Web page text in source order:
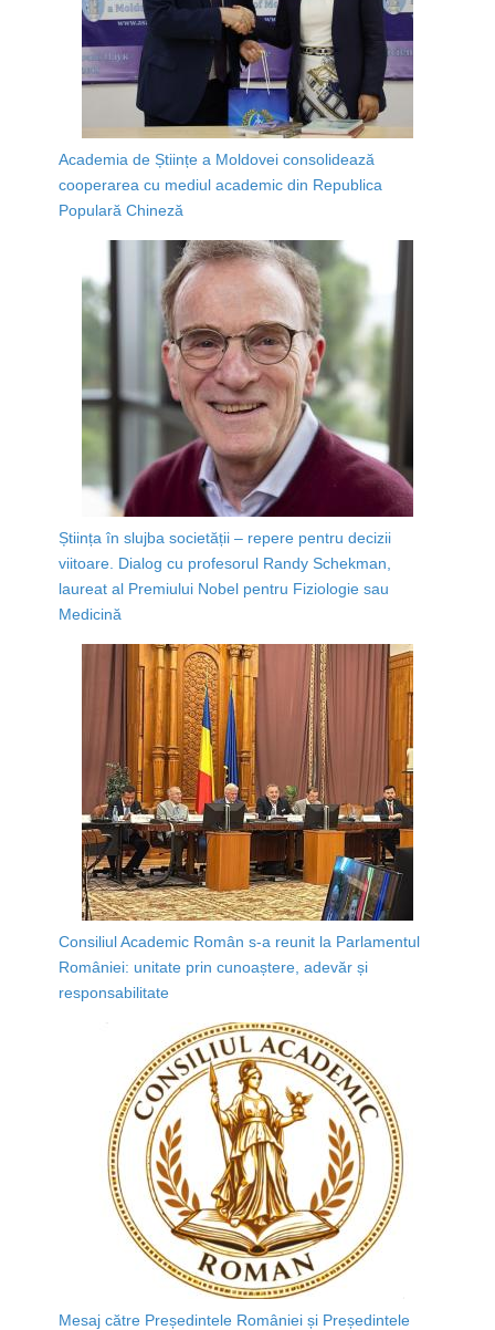
Academia de Științe a Moldovei consolidează
cooperarea cu mediul academic din Republica
Populară Chineză
Știința în slujba societății – repere pentru decizii
viitoare. Dialog cu profesorul Randy Schekman,
laureat al Premiului Nobel pentru Fiziologie sau
Medicină
Consiliul Academic Român s-a reunit la Parlamentul
României: unitate prin cunoaștere, adevăr și
responsabilitate
Mesaj către Președintele României și Președintele